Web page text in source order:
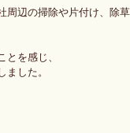
辺の掃除や片付け、除
を感じ、
した。